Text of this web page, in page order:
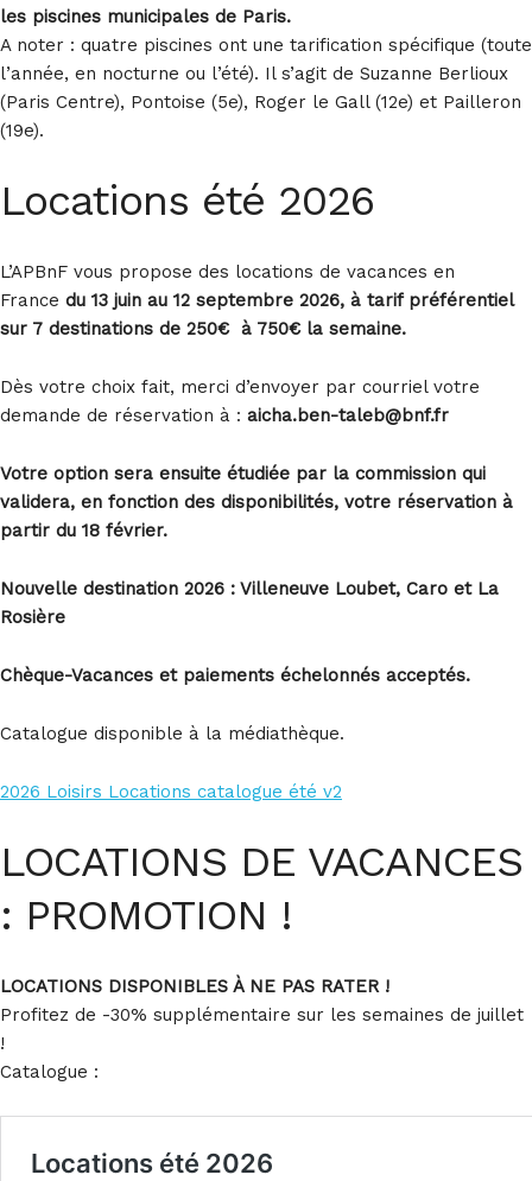
les piscines municipales de Paris.
A noter : quatre piscines ont une tarification spécifique (toute
l’année, en nocturne ou l’été). Il s’agit de Suzanne Berlioux
(Paris Centre), Pontoise (5e), Roger le Gall (12e) et Pailleron
(19e).
Locations été 2026
L’APBnF vous propose des locations de vacances en
France du 13 juin au 12 septembre 2026, à tarif préférentiel
sur 7 destinations de 250€ à 750€ la semaine.
Dès votre choix fait, merci d’envoyer par courriel votre
demande de réservation à : aicha.ben-taleb@bnf.fr
Votre option sera ensuite étudiée par la commission qui
validera, en fonction des disponibilités, votre réservation à
partir du 18 février.
Nouvelle destination 2026 : Villeneuve Loubet, Caro et La
Rosière
Chèque-Vacances et paiements échelonnés acceptés.
Catalogue disponible à la médiathèque.
2026 Loisirs Locations catalogue été v2
LOCATIONS DE VACANCES
: PROMOTION !
LOCATIONS DISPONIBLES À NE PAS RATER !
Profitez de -30% supplémentaire sur les semaines de juillet
!
Catalogue :